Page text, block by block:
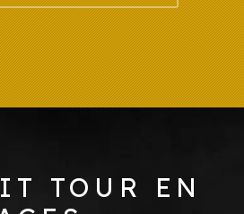
TOUR EN